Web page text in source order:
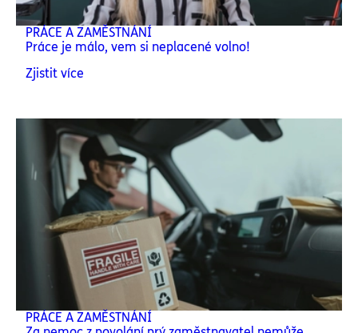
PRÁCE A ZAMĚSTNÁNÍ
Práce je málo, vem si neplacené volno!
Zjistit více
PRÁCE A ZAMĚSTNÁNÍ